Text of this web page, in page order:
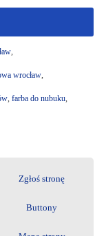
,
wrocław,
, farba do nubuku,
Zgłoś stronę
Buttony